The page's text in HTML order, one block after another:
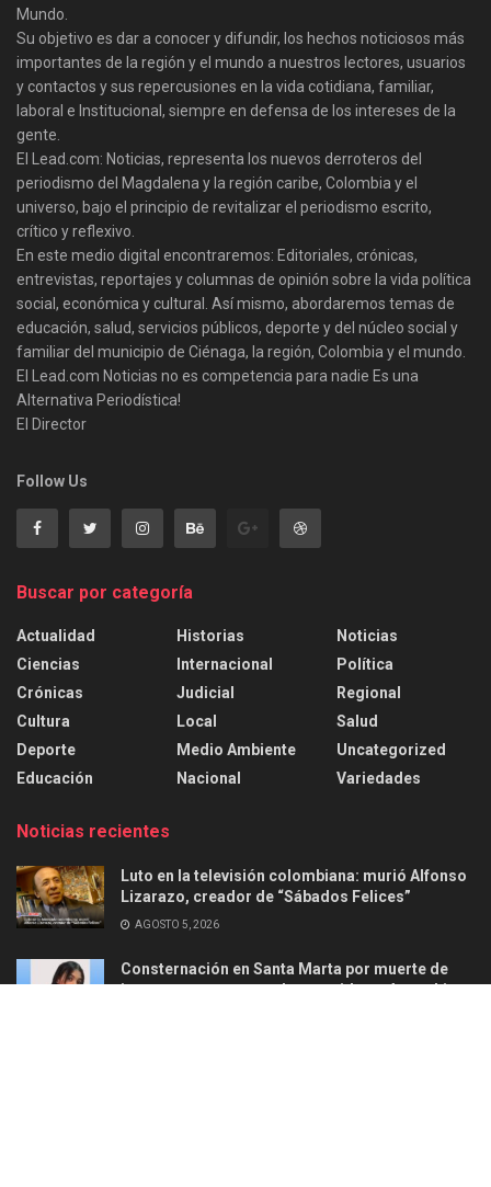
Mundo.
Su objetivo es dar a conocer y difundir, los hechos noticiosos más
importantes de la región y el mundo a nuestros lectores, usuarios
y contactos y sus repercusiones en la vida cotidiana, familiar,
laboral e Institucional, siempre en defensa de los intereses de la
gente.
El Lead.com: Noticias, representa los nuevos derroteros del
periodismo del Magdalena y la región caribe, Colombia y el
universo, bajo el principio de revitalizar el periodismo escrito,
crítico y reflexivo.
En este medio digital encontraremos: Editoriales, crónicas,
entrevistas, reportajes y columnas de opinión sobre la vida política
social, económica y cultural. Así mismo, abordaremos temas de
educación, salud, servicios públicos, deporte y del núcleo social y
familiar del municipio de Ciénaga, la región, Colombia y el mundo.
El Lead.com Noticias no es competencia para nadie Es una
Alternativa Periodística!
El Director
Follow Us
Buscar por categoría
Actualidad
Ciencias
Crónicas
Cultura
Deporte
Educación
Historias
Internacional
Judicial
Local
Medio Ambiente
Nacional
Noticias
Política
Regional
Salud
Uncategorized
Variedades
Noticias recientes
Luto en la televisión colombiana: murió Alfonso
Lizarazo, creador de “Sábados Felices”
AGOSTO 5, 2026
Consternación en Santa Marta por muerte de
joven en ataque armado ocurrido en Aguachica